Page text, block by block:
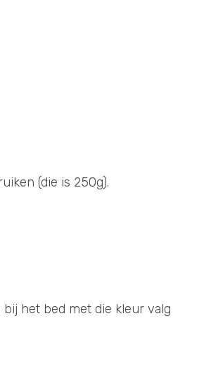
(die is 250g).
het bed met die kleur valg